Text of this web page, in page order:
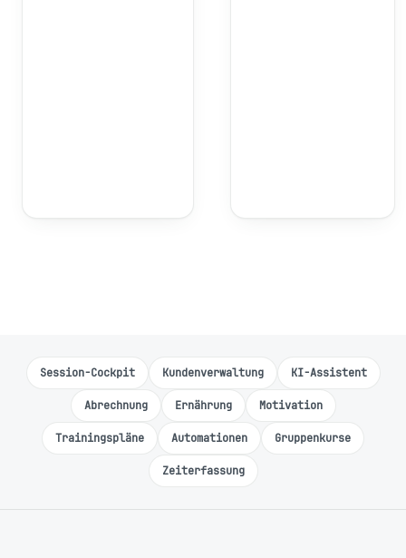
Session-Cockpit Kundenverwaltung KI-Assistent
Abrechnung Ernährung Motivation
Trainingspläne Automationen Gruppenkurse
Zeiterfassung